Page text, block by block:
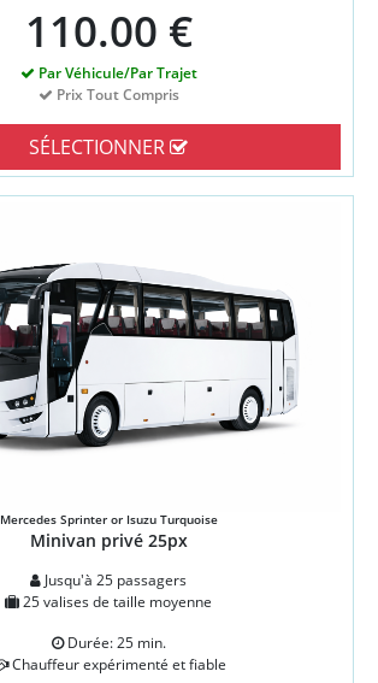
110.00 €
Par Véhicule/Par Trajet
Prix Tout Compris
SÉLECTIONNER
Mercedes Sprinter or Isuzu Turquoise
Minivan privé 25px
Jusqu'à 25 passagers
25 valises de taille moyenne
Durée: 25 min.
Chauffeur expérimenté et fiable